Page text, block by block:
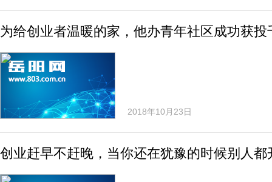
为给创业者温暖的家，他办青年社区成功获投
2018年10月23日
创业赶早不赶晚，当你还在犹豫的时候别人都